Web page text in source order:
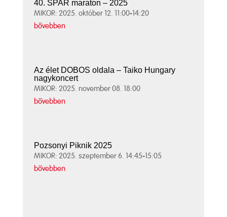
40. SPAR maraton – 2025
MIKOR: 2025. október 12. 11:00-14:20
bővebben
Az élet DOBOS oldala – Taiko Hungary
nagykoncert
MIKOR: 2025. november 08. 18:00
bővebben
Pozsonyi Piknik 2025
MIKOR: 2025. szeptember 6. 14:45-15:05
bővebben